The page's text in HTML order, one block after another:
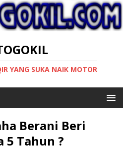
YANG SUKA NAIK MOTOR
Berani Beri
5 Tahun ?